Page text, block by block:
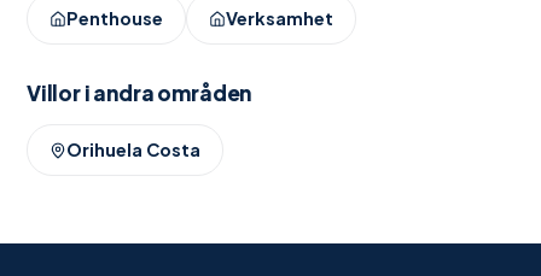
Penthouse Verksamhet
Villori andra områden
Orihuela Costa